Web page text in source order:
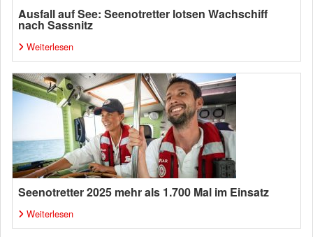
Ausfall auf See: Seenotretter lotsen Wachschiff
nach Sassnitz
Weiterlesen
Seenotretter 2025 mehr als 1.700 Mal im Einsatz
Weiterlesen